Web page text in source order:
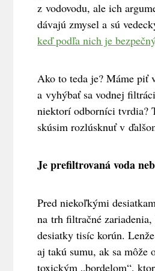
z vodovodu, ale ich
dávajú zmysel a sú
keď podľa nich je
Ako to teda je? Máme piť
a vyhýbať sa vodnej
niektorí odborníci tvrdia?
skúsim rozlúsknuť v
Je prefiltrovaná voda
Pred niekoľkými
na trh filtračné
desiatky tisíc korún.
aj takú sumu, ak sa môže
toxickým „bordelom“,